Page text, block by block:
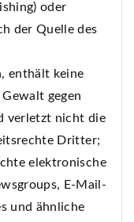
oder
der Quelle des
enthält keine
gegen
verletzt nicht die
Dritter;
elektronische
E-Mail-
und ähnliche